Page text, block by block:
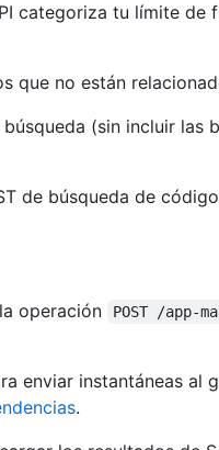
categoriza tu límite de
no están
(sin incluir las
de búsqueda de
operación POST /app-
enviar instantáneas al
.